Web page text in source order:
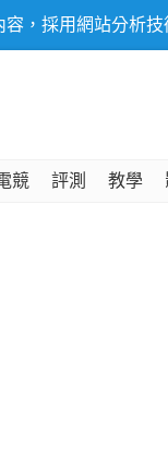
，採用網站分析
競 評測 教學